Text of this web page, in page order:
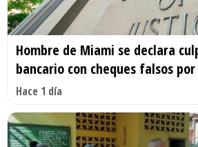
Hombre de Miami se declara
bancario con cheques falsos
Hace 1 día